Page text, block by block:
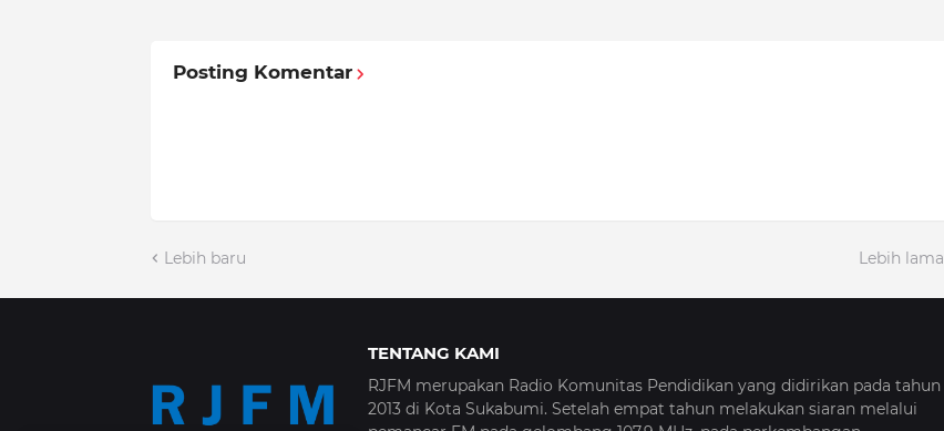
Posting Komentar
Lebih baru Lebih lama
TENTANG KAMI
RJFM merupakan Radio Komunitas Pendidikan yang didirikan pada tahun
2013 di Kota Sukabumi. Setelah empat tahun melakukan siaran melalui